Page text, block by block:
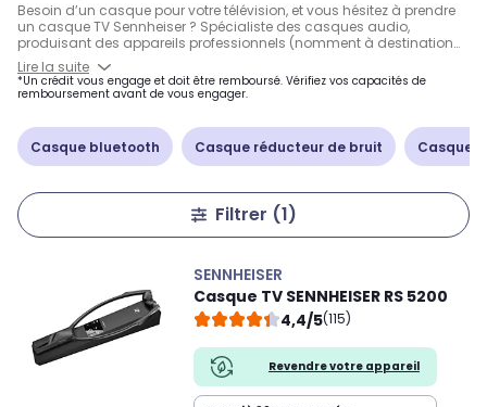
Besoin d’un casque pour votre télévision, et vous hésitez à prendre
un casque TV Sennheiser ? Spécialiste des casques audio,
produisant des appareils professionnels (nomment à destination
des aviateurs), cette marque allemande vous propose des
casques de très grande qualité. Que ce soit pour regarder votre
émission sans déranger votre entourage ou pour écouter votre
malentendant, les casques TV Sennheiser, ou stéthoscopes sans fil,
présents sur cette page répondront forcément à vos attentes.
Lire la suite
*Un crédit vous engage et doit être remboursé. Vérifiez vos capacités de
remboursement avant de vous engager.
Casque bluetooth Casque réducteur de bruit Casque
Filtrer (1)
SENNHEISER
Casque TV SENNHEISER RS 5200
4,4/5(115)
Revendre votre appareil